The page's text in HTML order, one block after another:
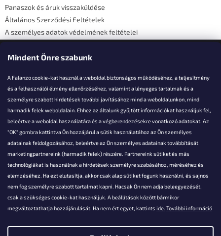
Mindent Önre szabunk
A Falanzo cookie-kat használ a weboldal biztonságos működéséhez, a teljesítmény
és a felhasználói élmény ellenőrzéséhez, valamint a lényeges tartalmak és a
személyre szabott hirdetések további javításához mind a weboldalunkon, mind
harmadik felek weboldalain. Ehhez az általunk gyűjtött információkat használjuk fel,
beleértve a weboldal használatára és a végberendezésekre vonatkozó adatokat. Az
"OK" gombra kattintva Ön hozzájárul a sütik használatához az Ön személyes
adatainak feldolgozásához, beleértve az Ön személyes adatainak továbbítását
marketingpartnereink (harmadik felek) részére. Partnereink sütiket és más
technológiákat is használnak a hirdetések személyre szabásához, méréséhez és
elemzéséhez. Ha ezt elutasítja, akkor csak alap sütiket fogunk használni, és sajnos
nem fog személyre szabott tartalmat kapni. Hacsak Ön nem adja beleegyezését,
csak a szükséges cookie-kat használjuk. A beállítások között bármikor
megváltoztathatja hozzájárulását. Ha nem ért egyet, kattints ide. További információ
Panaszok és áruk visszaküldése
Általános Szerződési Feltételek
A személyes adatok védelmének feltételei
Elérhetőségi adatok
Akarsz kérdezni valamit?
info@falanzo.hu